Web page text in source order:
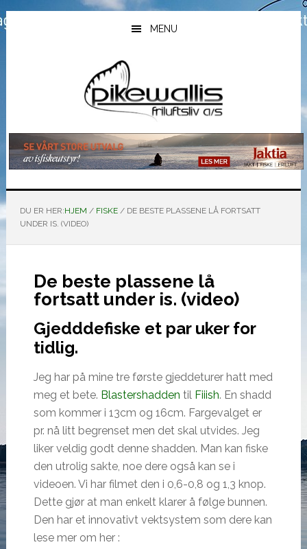
Hopp
til
Hopp
til
Hopp
til
MENU
DU ER HER:HJEM / FISKE /DE BESTE PLASSENE LÅ FORTSATT
UNDER IS. (VIDEO)
De beste plassene lå
fortsatt under is. (video)
Gjedddefiske et par uker for
tidlig.
Jeg har på mine tre første gjeddeturer hatt med
meg et bete. Blastershadden til Fiiish. En shadd
som kommer i 13cm og 16cm. Fargevalget er
pr. nå litt begrenset men det skal utvides. Jeg
liker veldig godt denne shadden. Man kan fiske
den utrolig sakte, noe dere også kan se i
videoen. Vi har filmet den i 0,6-0,8 og 1,3 knop.
Dette gjør at man enkelt klarer å følge bunnen.
Den har et innovativt vektsystem som dere kan
lese mer om her :